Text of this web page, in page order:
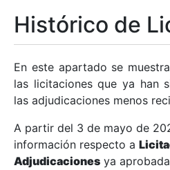
Mostrar/Ocultar
Mostrar/Ocultar
Mostrar/Ocultar
Histórico de
En este apartado se
las licitaciones que ya han
las adjudicaciones menos
A partir del 3 de mayo de
información respecto a
Adjudicaciones ya